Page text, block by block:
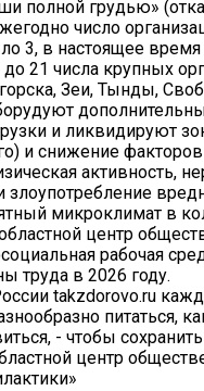
полной грудью»
число
3, в настоящее
21 числа крупных
Зеи, Тынды,
и ликвидируют
и снижение
активность,
злоупотребление
микроклимат в
центр
рабочая
труда в 2026 году.
takzdorovo.ru
питаться,
- чтобы
центр